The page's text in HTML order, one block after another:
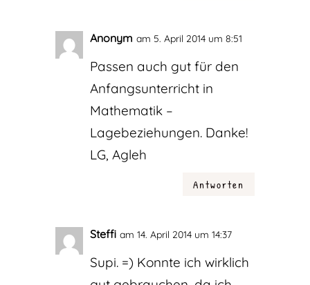
Anonym am 5. April 2014 um 8:51
Passen auch gut für den
Anfangsunterricht in
Mathematik –
Lagebeziehungen. Danke!
LG, Agleh
Antworten
Steffi am 14. April 2014 um 14:37
Supi. =) Konnte ich wirklich